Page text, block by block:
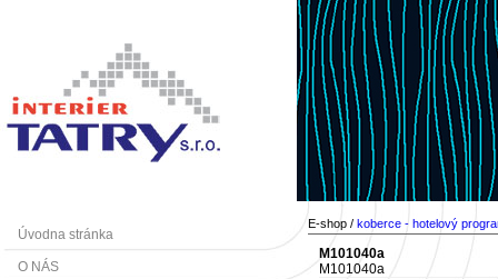
Úvodna stránka
O NÁS
E-shop / koberce - hotelový
M101040a
M101040a